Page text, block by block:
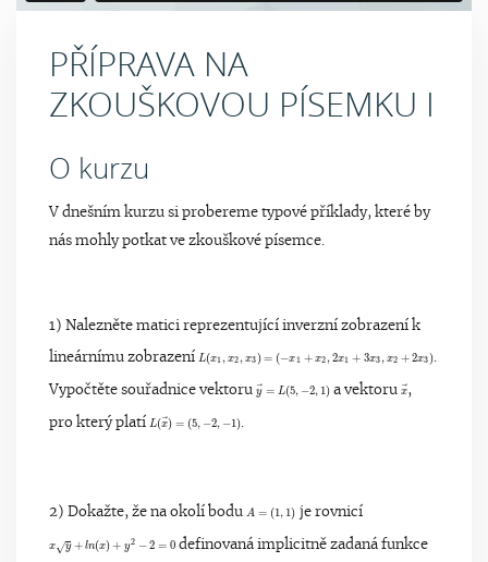
PŘÍPRAVA NA
ZKOUŠKOVOU PÍSEMKU I
O kurzu
V dnešním kurzu si probereme typové příklady, které by
nás mohly potkat ve zkouškové písemce.
1) Nalezněte matici reprezentující inverzní zobrazení k
lineárnímu zobrazení L(x1 , x2 , x3) = (−x1 + x2 ,2x1 + 3x3 , x2 +2x3)
L(x1,x2,x3)=(−x1+x2,.
Vypočtěte souřadnice vektoru y ⃗= L(5, −2, 1)
y→=L(5,−2,1)
a vektorux
x,
pro který platí L(x⃗) = (5, −2, −1)
L(x→)=(.
2) Dokažte, že na okolí bodu A = (1, 1)
A=(1,1)
je rovnicí
x y
√ + ln(x)+ y2 −2 = 0
xy+ln(x)+y2−2=0
definovaná implicitně zadaná funkce